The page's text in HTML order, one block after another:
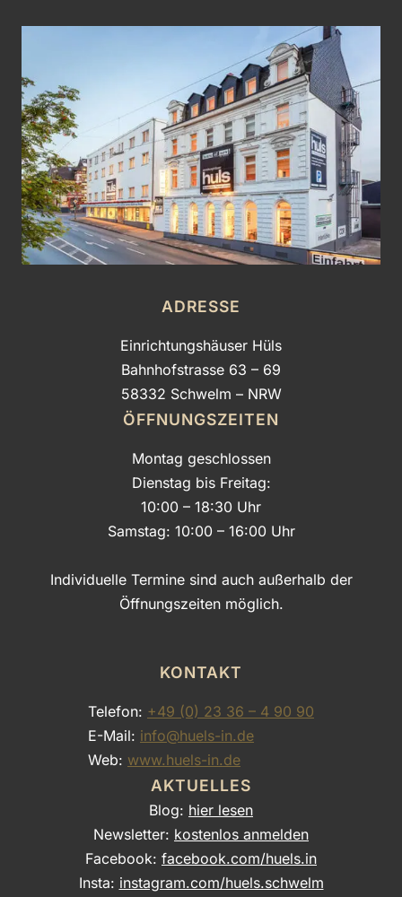
ADRESSE
Einrichtungshäuser Hüls
Bahnhofstrasse 63 – 69
58332 Schwelm – NRW
ÖFFNUNGSZEITEN
Montag geschlossen
Dienstag bis Freitag:
10:00 – 18:30 Uhr
Samstag: 10:00 – 16:00 Uhr
Individuelle Termine sind auch außerhalb der
Öffnungszeiten möglich.
KONTAKT
Telefon: +49 (0) 23 36 – 4 90 90
E-Mail: info@huels-in.de
Web: www.huels-in.de
AKTUELLES
Blog: hier lesen
Newsletter: kostenlos anmelden
Facebook: facebook.com/huels.in
Insta: instagram.com/huels.schwelm